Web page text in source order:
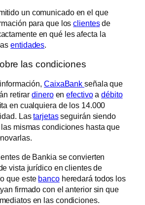
un comunicado en el que
para que losclientesde
en qué les afecta la
entidades.
las condiciones
CaixaBankseñala que
retirardineroenefectivoadébito
en cualquiera de los 14.000
Lastarjetasseguirán siendo
mismas condiciones hasta que
de Bankia se convierten
vista jurídico en clientes de
lo que este bancoheredará todos los
firmado con el anterior sin que
en las condiciones.